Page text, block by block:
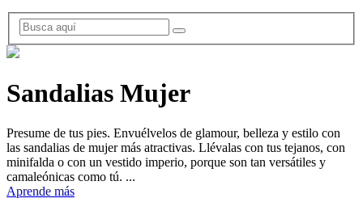
Sandalias Mujer
Presume de tus pies. Envuélvelos de glamour, belleza y estilo con
las sandalias de mujer más atractivas. Llévalas con tus tejanos, con
minifalda o con un vestido imperio, porque son tan versátiles y
camaleónicas como tú. ...
Aprende más